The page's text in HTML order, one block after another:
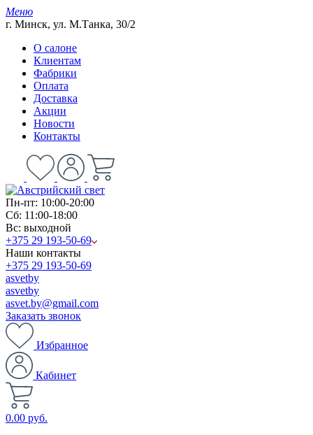
Меню
г. Минск, ул. М.Танка, 30/2
О салоне
Клиентам
Фабрики
Оплата
Доставка
Акции
Новости
Контакты
Пн-пт: 10:00-20:00
Сб: 11:00-18:00
Вс: выходной
+375 29 193-50-69
Наши контакты
+375 29 193-50-69
asvetby
asvetby
asvet.by@gmail.com
Заказать звонок
Избранное
Кабинет
0.00 руб.